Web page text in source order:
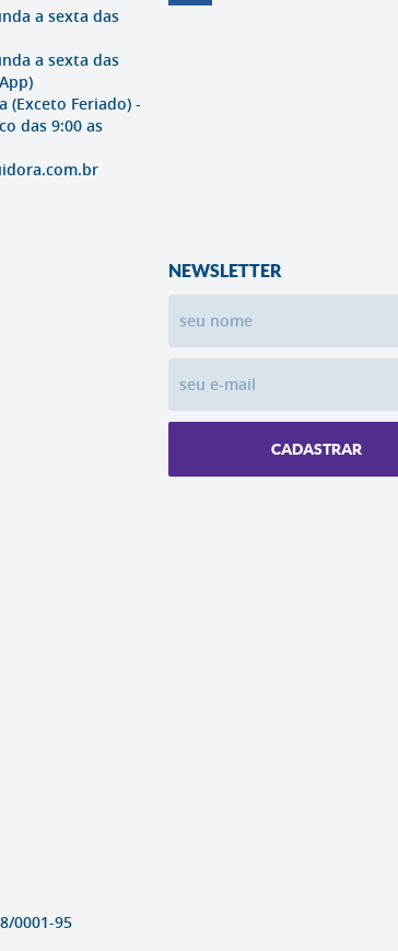
a sexta das
a sexta das
(Exceto Feriado) -
das 9:00 as
NEWSLETTER
CADASTRAR
0001-95